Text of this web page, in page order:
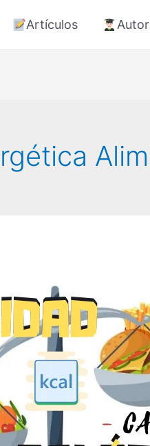
Artículos Autor